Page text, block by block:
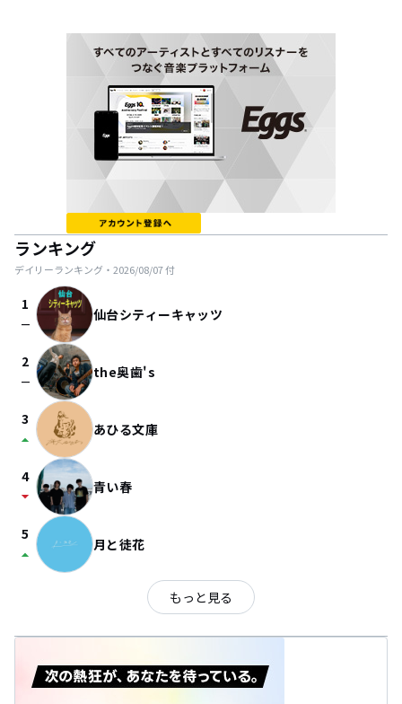
ランキング
デイリーランキング・ 2026/08/07付
1
check_indeterminate_small 仙台シティーキャッツ
2
check_indeterminate_small the奥歯's
3
arrow_drop_up あひる文庫
4
arrow_drop_down 青い春
5
arrow_drop_up 月と徒花
もっと見る